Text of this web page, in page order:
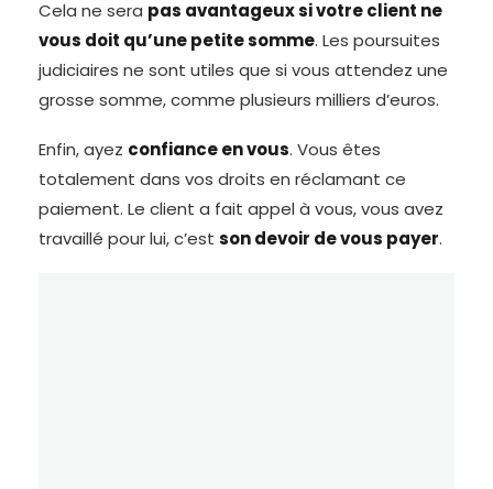
Cela ne sera pas avantageux si votre client ne
vous doit qu’une petite somme. Les poursuites
judiciaires ne sont utiles que si vous attendez une
grosse somme, comme plusieurs milliers d’euros.
Enfin, ayez confiance en vous. Vous êtes
totalement dans vos droits en réclamant ce
paiement. Le client a fait appel à vous, vous avez
travaillé pour lui, c’est son devoir de vous payer.